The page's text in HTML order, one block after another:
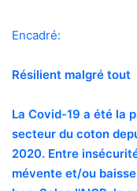
Encadré:
Résilient malgré tout
La Covid-19 a été la
secteur du coton
2020. Entre
mévente et/ou